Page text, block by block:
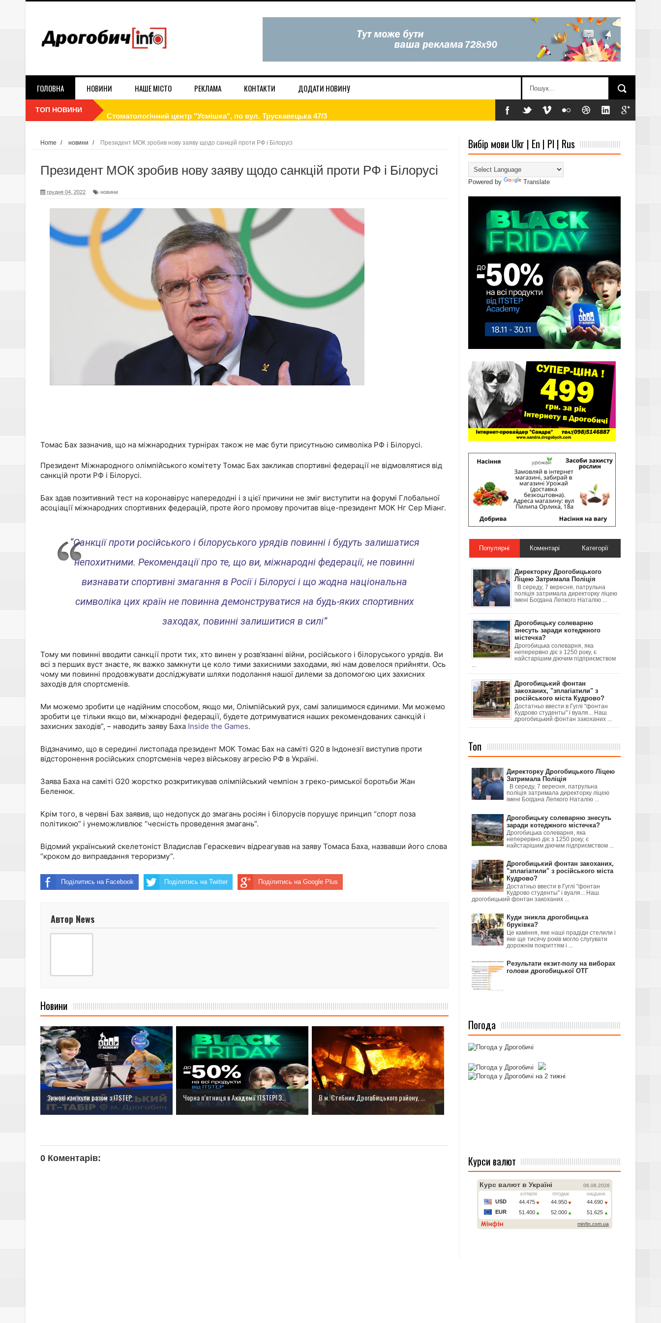
ГОЛОВНА НОВИНИ НАШЕ МІСТО РЕКЛАМА КОНТАКТИ ДОДАТИ НОВИНУ
ТОП НОВИНИ
Стосується кожного! Ворог використовує будь-які методи, щоб завдати шкоди Україні
Контракт 18-24. Обери свою бригаду!
ЄС модернізував Дрогобицьке вище професійне училище №19 в межах програми EU4Skills
Зимові канікули разом з ІТSTEP
Чорна п’ятниця в Академії ITSTEP! Знижки 50% на ВСІ навчальні програми!
''Я вижив, бо був налаштований'': історія десантника, який рятував побратимів під ворожим вогнем
Потрібні кухонні працівники в м. Дрогобич. З досвідом роботи. тел:(097)6004620
''Доки я служив у піхоті — я був героєм, а зараз…'': історії бійців, які після поранень служать у ТЦК
Запрошуємо батьків з дітьми 7-14 років на 👻 Halloween IT-party!
СБУ і Нацполіція викрили розкрадання 34 млн грн у Дніпровській міськраді
З полону звільнили ще 115 українців, – ексклюзивні фото та відео СБУ
ТзОВ "АКВА-ЕКО" запрошує на роботу
ПрАТ "Дрогобицький хлібокомбінат" запрошує на роботу внутрішньо переміщених осіб
Home / новини / Президент МОК зробив нову заяву щодо санкцій проти РФ і Білорусі
Президент МОК зробив нову заяву щодо санкцій проти РФ і Білорусі
грудня 04, 2022 новини
Томас Бах зазначив, що на міжнародних турнірах також не має бути присутньою символіка РФ і Білорусі.
Президент Міжнародного олімпійського комітету Томас Бах закликав спортивні федерації не відмовлятися від
санкцій проти РФ і Білорусі.
Бах здав позитивний тест на коронавірус напередодні і з цієї причини не зміг виступити на форумі Глобальної
асоціації міжнародних спортивних федерацій, проте його промову прочитав віце-президент МОК Нг Сер Міанг.
“Санкції проти російського і білоруського урядів повинні і будуть залишатися
непохитними. Рекомендації про те, що ви, міжнародні федерації, не повинні
визнавати спортивні змагання в Росії і Білорусі і що жодна національна
символіка цих країн не повинна демонструватися на будь-яких спортивних
заходах, повинні залишитися в силі”
Тому ми повинні вводити санкції проти тих, хто винен у розв’язанні війни, російського і білоруського урядів. Ви
всі з перших вуст знаєте, як важко замкнути це коло тими захисними заходами, які нам довелося прийняти. Ось
чому ми повинні продовжувати досліджувати шляхи подолання нашої дилеми за допомогою цих захисних
заходів для спортсменів.
Ми можемо зробити це надійним способом, якщо ми, Олімпійський рух, самі залишимося єдиними. Ми можемо
зробити це тільки якщо ви, міжнародні федерації, будете дотримуватися наших рекомендованих санкцій і
захисних заходів”, – наводить заяву Баха Inside the Games.
Відзначимо, що в середині листопада президент МОК Томас Бах на саміті G20 в Індонезії виступив проти
відсторонення російських спортсменів через військову агресію РФ в Україні.
Заява Баха на саміті G20 жорстко розкритикував олімпійський чемпіон з греко-римської боротьби Жан
Беленюк.
Крім того, в червні Бах заявив, що недопуск до змагань росіян і білорусів порушує принцип “спорт поза
політикою” і унеможливлює “чесність проведення змагань”.
Відомий український скелетоніст Владислав Гераскевич відреагував на заяву Томаса Баха, назвавши його слова
“кроком до виправдання тероризму”.
Поділитись на Facebook Поділитись на Twitter Поділитись на Google Plus
Автор News
Новини
Зимові канікули разом з ІТSTEP Чорна п’ятниця в Академії ITSTEP! З... В м. Стебник Дрогобицького району, ...
0 Коментарів:
Вибір мови Ukr | En | Pl | Rus
Powered by Translate
Популярні Коментарі Категорії
Директорку Дрогобицького
Ліцею Затримала Поліція
В середу, 7 вересня, патрульна
поліція затримала директорку ліцею
імені Богдана Лепкого Наталію ...
Дрогобицьку солеварню
знесуть заради котеджного
містечка?
Дрогобицька солеварня, яка
неперервно діє з 1250 року, є
найстарішим діючим підприємством
Дрогобицький фонтан
закоханих, "зплагіатили" з
російського міста Кудрово?
Достатньо ввести в Гуглі "фонтан
Кудрово студенты" і вуаля... Наш
дрогобицький фонтан закоханих ...
Топ
Директорку Дрогобицького Ліцею
Затримала Поліція
В середу, 7 вересня, патрульна
поліція затримала директорку ліцею
імені Богдана Лепкого Наталію ...
Дрогобицьку солеварню знесуть
заради котеджного містечка?
Дрогобицька солеварня, яка
неперервно діє з 1250 року, є
найстарішим діючим підприємством ...
Дрогобицький фонтан закоханих,
"зплагіатили" з російського міста
Кудрово?
Достатньо ввести в Гуглі "фонтан
Кудрово студенты" і вуаля... Наш
дрогобицький фонтан закоханих ...
Куди зникла дрогобицька
бруківка?
Це каміння, яке наші прадіди стелили і
яке ще тисячу років могло слугувати
дорожнім покриттям і ...
Результати екзит-полу на виборах
голови дрогобицької ОТГ
Погода
Курси валют